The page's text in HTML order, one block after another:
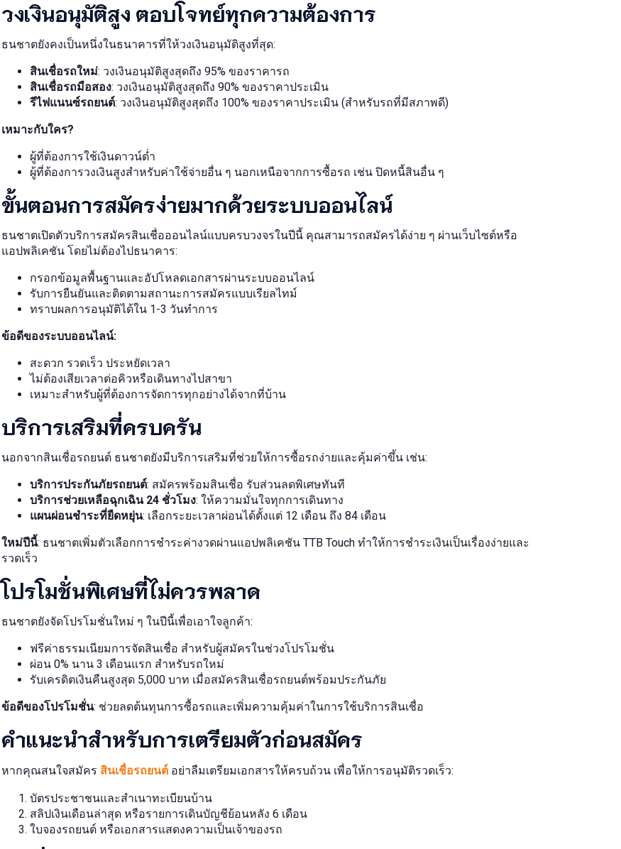
วงเงินอนุมัติสูง ตอบโจทย์ทุกความต้องการ
ธนชาตยังคงเป็นหนึ่งในธนาคารที่ให้วงเงินอนุมัติสูงที่สุด:
สินเชื่อรถใหม่: วงเงินอนุมัติสูงสุดถึง 95% ของราคารถ
สินเชื่อรถมือสอง: วงเงินอนุมัติสูงสุดถึง 90% ของราคาประเมิน
รีไฟแนนซ์รถยนต์: วงเงินอนุมัติสูงสุดถึง 100% ของราคาประเมิน (สำหรับรถที่มีสภาพดี)
เหมาะกับใคร?
ผู้ที่ต้องการใช้เงินดาวน์ต่ำ
ผู้ที่ต้องการวงเงินสูงสำหรับค่าใช้จ่ายอื่น ๆ นอกเหนือจากการซื้อรถ เช่น ปิดหนี้สินอื่น ๆ
ขั้นตอนการสมัครง่ายมากด้วยระบบออนไลน์
ธนชาตเปิดตัวบริการสมัครสินเชื่อออนไลน์แบบครบวงจรในปีนี้ คุณสามารถสมัครได้ง่าย ๆ ผ่านเว็บไซต์หรือ
แอปพลิเคชัน โดยไม่ต้องไปธนาคาร:
กรอกข้อมูลพื้นฐานและอัปโหลดเอกสารผ่านระบบออนไลน์
รับการยืนยันและติดตามสถานะการสมัครแบบเรียลไทม์
ทราบผลการอนุมัติได้ใน 1-3 วันทำการ
ข้อดีของระบบออนไลน์:
สะดวก รวดเร็ว ประหยัดเวลา
ไม่ต้องเสียเวลาต่อคิวหรือเดินทางไปสาขา
เหมาะสำหรับผู้ที่ต้องการจัดการทุกอย่างได้จากที่บ้าน
บริการเสริมที่ครบครัน
นอกจากสินเชื่อรถยนต์ ธนชาตยังมีบริการเสริมที่ช่วยให้การซื้อรถง่ายและคุ้มค่าขึ้น เช่น:
บริการประกันภัยรถยนต์: สมัครพร้อมสินเชื่อ รับส่วนลดพิเศษทันที
บริการช่วยเหลือฉุกเฉิน 24 ชั่วโมง: ให้ความมั่นใจทุกการเดินทาง
แผนผ่อนชำระที่ยืดหยุ่น: เลือกระยะเวลาผ่อนได้ตั้งแต่ 12 เดือน ถึง 84 เดือน
ใหม่ปีนี้: ธนชาตเพิ่มตัวเลือกการชำระค่างวดผ่านแอปพลิเคชัน TTB Touch ทำให้การชำระเงินเป็นเรื่องง่ายและ
รวดเร็ว
โปรโมชั่นพิเศษที่ไม่ควรพลาด
ธนชาตยังจัดโปรโมชั่นใหม่ ๆ ในปีนี้เพื่อเอาใจลูกค้า:
ฟรีค่าธรรมเนียมการจัดสินเชื่อ สำหรับผู้สมัครในช่วงโปรโมชั่น
ผ่อน 0% นาน 3 เดือนแรก สำหรับรถใหม่
รับเครดิตเงินคืนสูงสุด 5,000 บาท เมื่อสมัครสินเชื่อรถยนต์พร้อมประกันภัย
ข้อดีของโปรโมชั่น: ช่วยลดต้นทุนการซื้อรถและเพิ่มความคุ้มค่าในการใช้บริการสินเชื่อ
คำแนะนำสำหรับการเตรียมตัวก่อนสมัคร
หากคุณสนใจสมัคร สินเชื่อรถยนต์อย่าลืมเตรียมเอกสารให้ครบถ้วน เพื่อให้การอนุมัติรวดเร็ว:
บัตรประชาชนและสำเนาทะเบียนบ้าน
สลิปเงินเดือนล่าสุด หรือรายการเดินบัญชีย้อนหลัง 6 เดือน
ใบจองรถยนต์ หรือเอกสารแสดงความเป็นเจ้าของรถ